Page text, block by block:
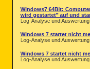
Windows7 64Bit:
wird gestartet" auf und
Log-Analyse und
Windows 7 startet nicht
Log-Analyse und
Windows 7 startet nicht
Log-Analyse und